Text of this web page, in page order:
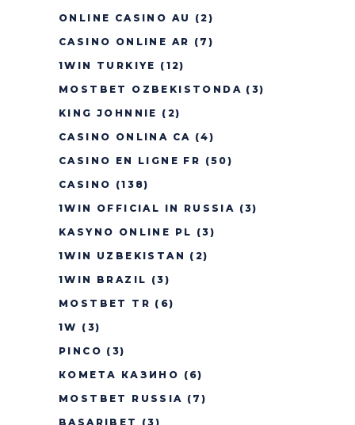
ONLINE CASINO AU
(2)
CASINO ONLINE AR (7)
1WIN TURKIYE (12)
MOSTBET OZBEKISTONDA (3)
KING JOHNNIE (2)
CASINO ONLINA CA (4)
CASINO EN LIGNE FR (50)
CASINO (138)
1WIN OFFICIAL IN RUSSIA (3)
KASYNO ONLINE PL (3)
1WIN UZBEKISTAN (2)
1WIN BRAZIL (3)
MOSTBET TR (6)
1W (3)
PINCO (3)
КОМЕТА КАЗИНО (6)
MOSTBET RUSSIA (7)
BASARIBET
(3)